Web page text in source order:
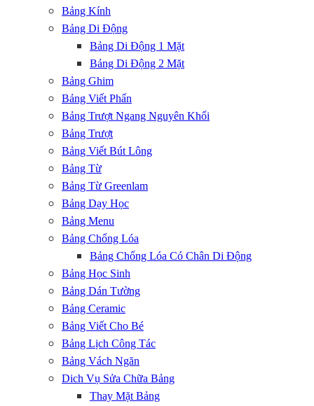
Bảng Thông Báo Cửa Kiếng Gắn
Bảng Kính
Bảng Di Động
Bảng Di Động 1 Mặt
Bảng Di Động 2 Mặt
Bảng Ghim
Bảng Viết Phấn
Bảng Trượt Ngang Nguyên Khối
Bảng Trượt
Bảng Viết Bút Lông
Bảng Từ
Bảng Từ Greenlam
Bảng Dạy Học
Bảng Menu
Bảng Chống Lóa
Bảng Chống Lóa Có Chân Di Động
Bảng Học Sinh
Bảng Dán Tường
Bảng Ceramic
Bảng Viết Cho Bé
Bảng Lịch Công Tác
Bảng Vách Ngăn
Dich Vụ Sửa Chữa Bảng
Thay Mặt Bảng